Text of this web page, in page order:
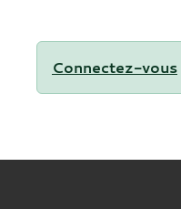
Connectez-vous